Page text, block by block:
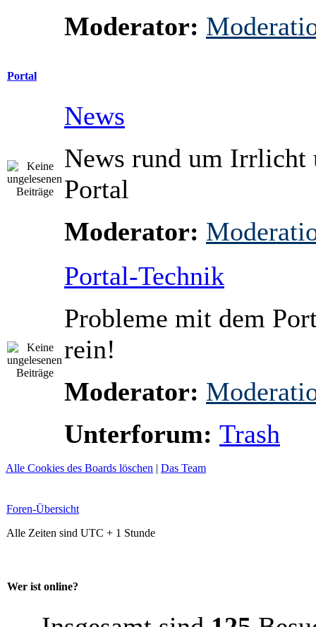
Moderator:
Portal
News
News rund um Irrlicht
Portal
Moderator:
Portal-Technik
Probleme mit dem
rein!
Moderator:
Unterforum: Trash
Alle Cookies des Boards löschen | Das Team
Foren-Übersicht
Alle Zeiten sind UTC + 1 Stunde
Wer ist online?